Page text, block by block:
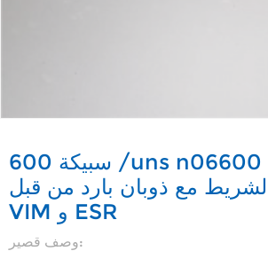
سبيكة 600 /uns n06600 ورقة سبائك
مع ذوبان بارد من قبل
VIM و ESR
وصف قصير: